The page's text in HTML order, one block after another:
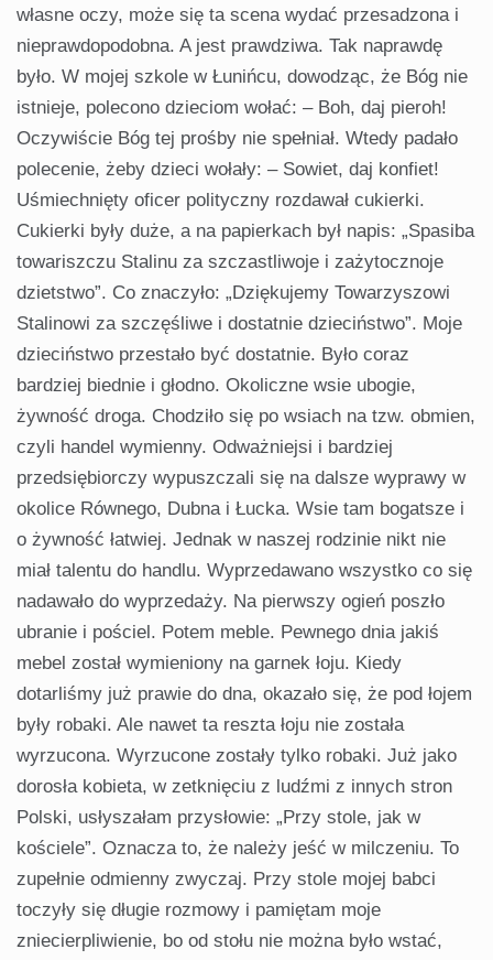
własne oczy, może się ta scena wydać przesadzona i
nieprawdopodobna. A jest prawdziwa. Tak naprawdę
było. W mojej szkole w Łunińcu, dowodząc, że Bóg nie
istnieje, polecono dzieciom wołać: – Boh, daj pieroh!
Oczywiście Bóg tej prośby nie spełniał. Wtedy padało
polecenie, żeby dzieci wołały: – Sowiet, daj konfiet!
Uśmiechnięty oficer polityczny rozdawał cukierki.
Cukierki były duże, a na papierkach był napis: „Spasiba
towariszczu Stalinu za szczastliwoje i zażytocznoje
dzietstwo”. Co znaczyło: „Dziękujemy Towarzyszowi
Stalinowi za szczęśliwe i dostatnie dzieciństwo”. Moje
dzieciństwo przestało być dostatnie. Było coraz
bardziej biednie i głodno. Okoliczne wsie ubogie,
żywność droga. Chodziło się po wsiach na tzw. obmien,
czyli handel wymienny. Odważniejsi i bardziej
przedsiębiorczy wypuszczali się na dalsze wyprawy w
okolice Równego, Dubna i Łucka. Wsie tam bogatsze i
o żywność łatwiej. Jednak w naszej rodzinie nikt nie
miał talentu do handlu. Wyprzedawano wszystko co się
nadawało do wyprzedaży. Na pierwszy ogień poszło
ubranie i pościel. Potem meble. Pewnego dnia jakiś
mebel został wymieniony na garnek łoju. Kiedy
dotarliśmy już prawie do dna, okazało się, że pod łojem
były robaki. Ale nawet ta reszta łoju nie została
wyrzucona. Wyrzucone zostały tylko robaki. Już jako
dorosła kobieta, w zetknięciu z ludźmi z innych stron
Polski, usłyszałam przysłowie: „Przy stole, jak w
kościele”. Oznacza to, że należy jeść w milczeniu. To
zupełnie odmienny zwyczaj. Przy stole mojej babci
toczyły się długie rozmowy i pamiętam moje
zniecierpliwienie, bo od stołu nie można było wstać,